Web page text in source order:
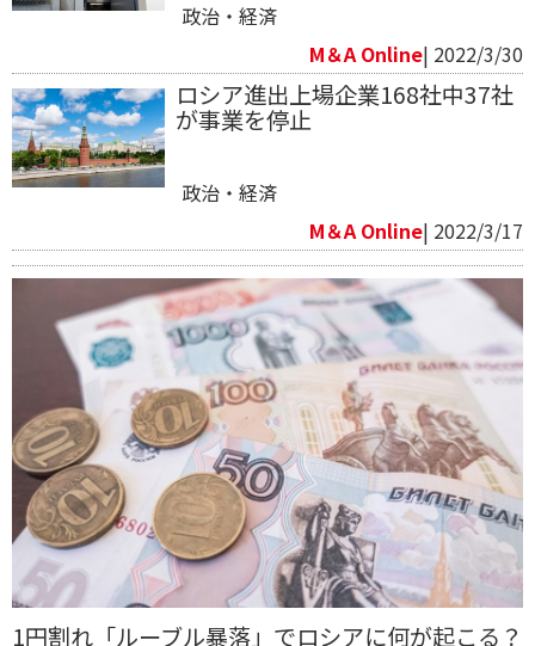
政治・経済
M＆A Online| 2022/3/30
ロシア進出上場企業168社中37社
が事業を停止
政治・経済
M＆A Online| 2022/3/17
1円割れ「ルーブル暴落」でロシアに何が起こる？